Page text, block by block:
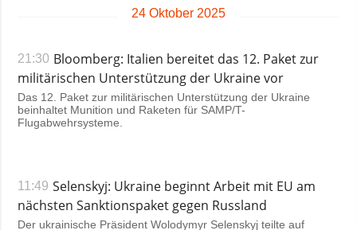
24 Oktober 2025
21:30 Bloomberg: Italien bereitet das 12. Paket zur
militärischen Unterstützung der Ukraine vor
Das 12. Paket zur militärischen Unterstützung der Ukraine
beinhaltet Munition und Raketen für SAMP/T-
Flugabwehrsysteme.
11:49 Selenskyj: Ukraine beginnt Arbeit mit EU am
nächsten Sanktionspaket gegen Russland
Der ukrainische Präsident Wolodymyr Selenskyj teilte auf